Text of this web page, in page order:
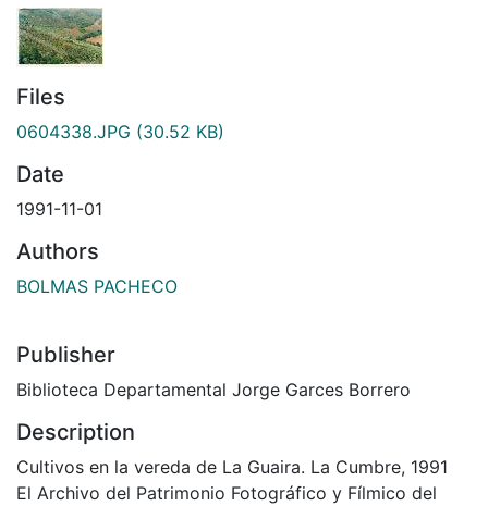
Files
0604338.JPG (30.52 KB)
Date
1991-11-01
Authors
BOLMAS PACHECO
Publisher
Biblioteca Departamental Jorge Garces Borrero
Description
Cultivos en la vereda de La Guaira. La Cumbre, 1991
El Archivo del Patrimonio Fotográfico y Fílmico del